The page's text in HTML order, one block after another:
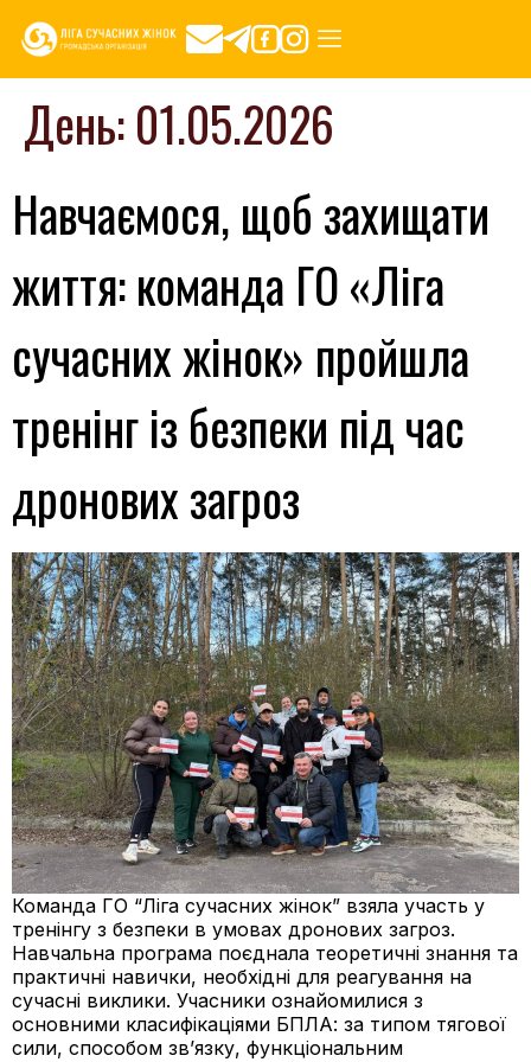
День:01.05.2026
Навчаємося, щоб захищати
життя: команда ГО «Ліга
сучасних жінок» пройшла
тренінг із безпеки під час
дронових загроз
Команда ГО “Ліга сучасних жінок” взяла участь у
тренінгу з безпеки в умовах дронових загроз.
Навчальна програма поєднала теоретичні знання та
практичні навички, необхідні для реагування на
сучасні виклики. Учасники ознайомилися з
основними класифікаціями БПЛА: за типом тягової
сили, способом зв’язку, функціональним